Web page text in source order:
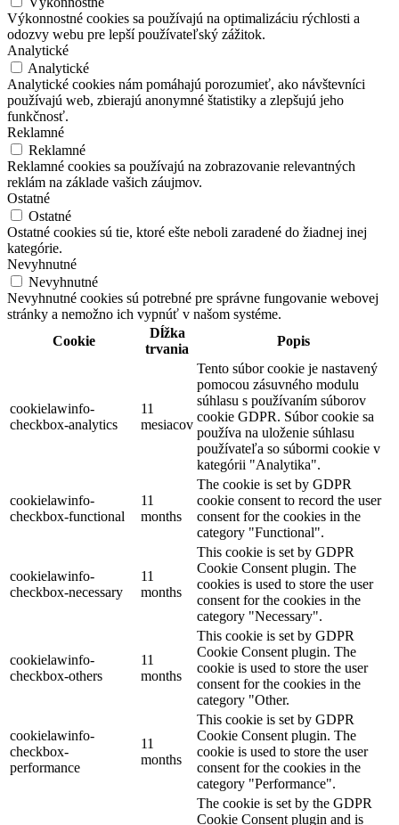
Výkonnostné cookies sa používajú na optimalizáciu rýchlosti a
odozvy webu pre lepší používateľský zážitok.
Analytické
Analytické
Analytické cookies nám pomáhajú porozumieť, ako návštevníci
používajú web, zbierajú anonymné štatistiky a zlepšujú jeho
funkčnosť.
Reklamné
Reklamné
Reklamné cookies sa používajú na zobrazovanie relevantných
reklám na základe vašich záujmov.
Ostatné
Ostatné
Ostatné cookies sú tie, ktoré ešte neboli zaradené do žiadnej inej
kategórie.
Nevyhnutné
Nevyhnutné
Nevyhnutné cookies sú potrebné pre správne fungovanie webovej
stránky a nemožno ich vypnúť v našom systéme.
Cookie
Dĺžka
trvania
Popis
cookielawinfo-
checkbox-analytics
11
mesiacov
Tento súbor cookie je nastavený
pomocou zásuvného modulu
súhlasu s používaním súborov
cookie GDPR. Súbor cookie sa
používa na uloženie súhlasu
používateľa so súbormi cookie v
kategórii "Analytika".
cookielawinfo-
checkbox-functional
11
months
The cookie is set by GDPR
cookie consent to record the user
consent for the cookies in the
category "Functional".
cookielawinfo-
checkbox-necessary
11
months
This cookie is set by GDPR
Cookie Consent plugin. The
cookies is used to store the user
consent for the cookies in the
category "Necessary".
cookielawinfo-
checkbox-others
11
months
This cookie is set by GDPR
Cookie Consent plugin. The
cookie is used to store the user
consent for the cookies in the
category "Other.
cookielawinfo-
checkbox-
performance
11
months
This cookie is set by GDPR
Cookie Consent plugin. The
cookie is used to store the user
consent for the cookies in the
category "Performance".
The cookie is set by the GDPR
Cookie Consent plugin and is